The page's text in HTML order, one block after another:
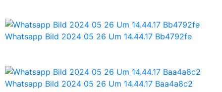
Whatsapp Bild 2024 05 26 Um 14.44.17 Bb4792fe
Whatsapp Bild 2024 05 26 Um 14.44.17 Baa4a8c2